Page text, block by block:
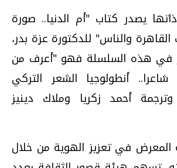
يصدر كتاب "أم الدنيا.. صورة
والناس" للدكتورة عزة بدر،
في هذه السلسلة فهو "أعرف من
أنطولوجيا الشعر التركي
وترجمة أحمد زكريا وملاك دينيز
المعرض في تعزيز الهوية من خلال